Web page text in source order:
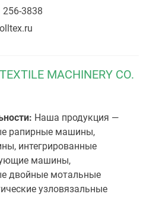
256-3838
MACHINERY CO.
Наша продукция —
рапирные машины,
интегрированные
машины,
двойные мотальные
узловязальные